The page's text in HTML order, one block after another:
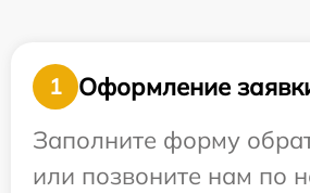
1
Оформление
Заполните форму
или позвоните нам по